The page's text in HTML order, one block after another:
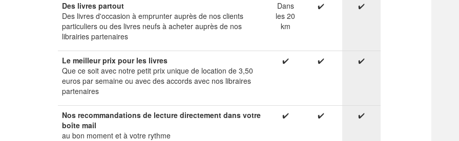
Des livres partout
Des livres d'occasion à emprunter auprès de nos clients
particuliers ou des livres neufs à acheter auprès de nos
librairies partenaires
Dans
les 20
km
✔️ ✔️
Le meilleur prix pour les livres
Que ce soit avec notre petit prix unique de location de 3,50
euros par semaine ou avec des accords avec nos libraires
partenaires
✔️ ✔️ ✔️
Nos recommandations de lecture directement dans votre
boîte mail
au bon moment et à votre rythme
✔️ ✔️ ✔️